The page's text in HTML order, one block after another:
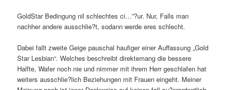
GoldStar Bedingung nil schlechtes ci…”?ur. Nur, Falls man
nachher andere ausschlie?t, sodann werde eres schlecht.
Dabei fallt zweite Geige pauschal haufiger einer Auffassung „Gold
Star Lesbian“. Welches beschreibt direktemang die bessere
Halfte, Wafer noch nie und nimmer mit ihrem Herr geschlafen hat
weiters ausschlie?lich Beziehungen mit Frauen eingeht. Meiner